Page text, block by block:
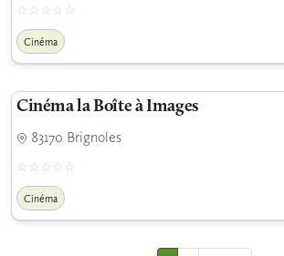
Cinéma
Cinéma la Boîte à Images
83170 Brignoles
Cinéma